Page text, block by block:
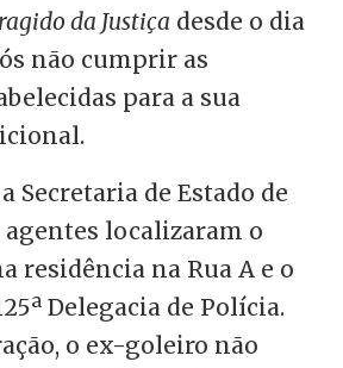
da Justiça desde o dia
não cumprir as
para a sua
Secretaria de Estado de
localizaram o
residência na Rua A e o
Delegacia de Polícia.
o ex-goleiro não